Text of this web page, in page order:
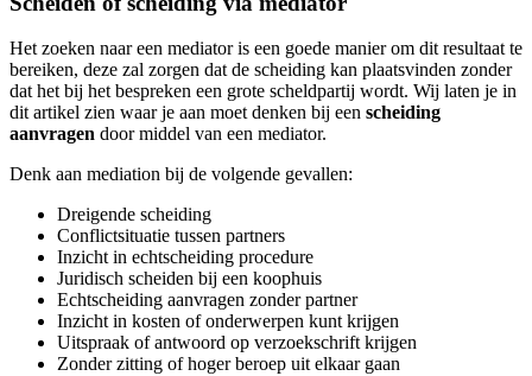
Het zoeken naar een mediator is een goede manier om dit resultaat te
bereiken, deze zal zorgen dat de scheiding kan plaatsvinden zonder
dat het bij het bespreken een grote scheldpartij wordt. Wij laten je in
dit artikel zien waar je aan moet denken bij een scheiding
aanvragen door middel van een mediator.
Denk aan mediation bij de volgende gevallen:
Dreigende scheiding
Conflictsituatie tussen partners
Inzicht in echtscheiding procedure
Juridisch scheiden bij een koophuis
Echtscheiding aanvragen zonder partner
Inzicht in kosten of onderwerpen kunt krijgen
Uitspraak of antwoord op verzoekschrift krijgen
Zonder zitting of hoger beroep uit elkaar gaan